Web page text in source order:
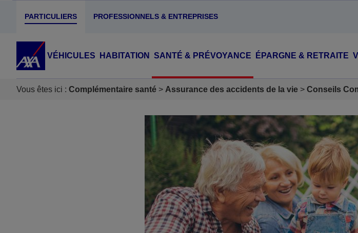
PARTICULIERS PROFESSIONNELS & ENTREPRISES
VÉHICULES HABITATION SANTÉ & PRÉVOYANCE ÉPARGNE & RETRAITE
Vous êtes ici : Complémentaire santé Assurance des accidents de la vie Conseils